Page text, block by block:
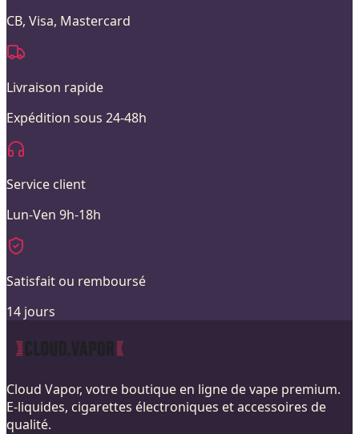
CB, Visa, Mastercard
Livraison rapide
Expédition sous 24-48h
Service client
Lun-Ven 9h-18h
Satisfait ou remboursé
14 jours
Cloud Vapor, votre boutique en ligne de vape premium.
E-liquides, cigarettes électroniques et accessoires de
qualité.